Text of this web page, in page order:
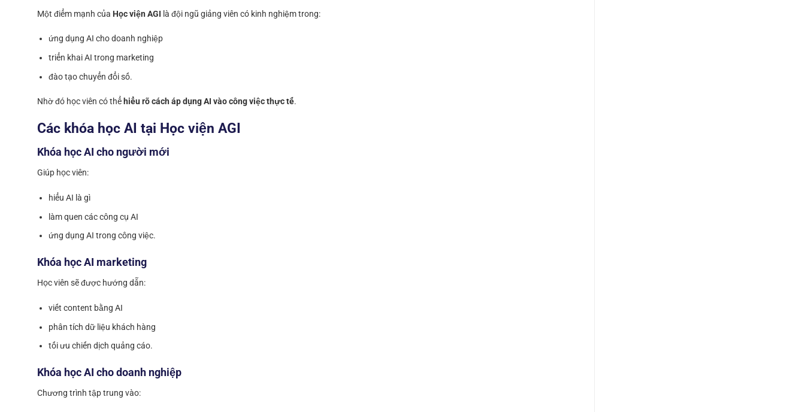
Một điểm mạnh của Học viện AGI là đội ngũ giảng viên có kinh nghiệm trong:
ứng dụng AI cho doanh nghiệp
triển khai AI trong marketing
đào tạo chuyển đổi số.
Nhờ đó học viên có thể hiểu rõ cách áp dụng AI vào công việc thực tế.
Các khóa học AI tại Học viện AGI
Khóa học AI cho người mới
Giúp học viên:
hiểu AI là gì
làm quen các công cụ AI
ứng dụng AI trong công việc.
Khóa học AI marketing
Học viên sẽ được hướng dẫn:
viết content bằng AI
phân tích dữ liệu khách hàng
tối ưu chiến dịch quảng cáo.
Khóa học AI cho doanh nghiệp
Chương trình tập trung vào: